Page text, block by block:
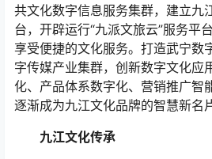
共文化数字信息服务集群，建立九
台，开辟运行“九派文旅云”服务平
享受便捷的文化服务。打造武宁数
字传媒产业集群，创新数字文化应
化、产品体系数字化、营销推广智
逐渐成为九江文化品牌的智慧新名片
九江文化传承